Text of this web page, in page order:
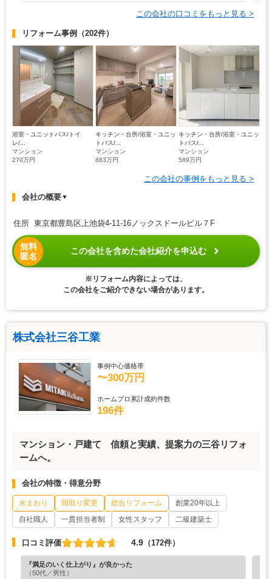
この会社の口コミをもっと見る >
リフォーム事例 （202件）
浴室・ユニットバス/トイ
レ/...
マンション
270万円
キッチン・台所/浴室・ユニッ
トバス/...
マンション
883万円
キッチン・台所/浴室・ユニッ
トバス/...
マンション
589万円
この会社の事例をもっと見る >
会社の概要▼
住所 東京都豊島区上池袋4-11-16ノックスドールビル７F
無料
匿名
この会社を含めた会社紹介を申込む
※リフォーム内容によっては、
この会社をご紹介できない場合があります。
株式会社三谷工業
事例中心価格帯
〜300万円
ホームプロ累計成約件数
196件
マンション・戸建て 信頼と実績、提案力の三谷リフォ
ームへ。
会社の特徴・得意分野
水まわり 間取り変更 総合リフォーム
創業20年以上
自社職人
一貫担当者制 女性スタッフ 二級建築士
口コミ評価 4.9 （172件）
『満足のいく仕上がり』が良かった
（50代／男性）